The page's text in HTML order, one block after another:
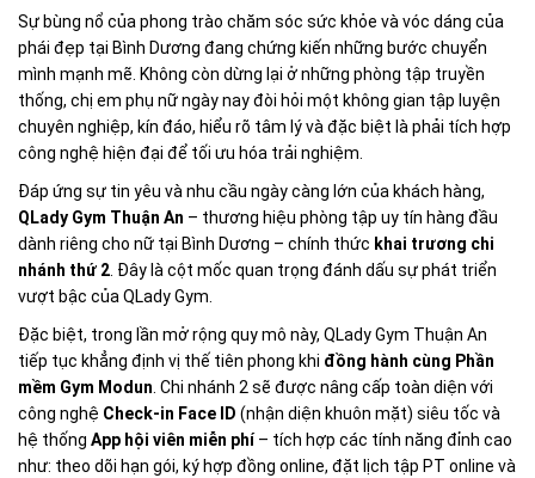
Sự bùng nổ của phong trào chăm sóc sức khỏe và vóc dáng của
phái đẹp tại Bình Dương đang chứng kiến những bước chuyển
mình mạnh mẽ. Không còn dừng lại ở những phòng tập truyền
thống, chị em phụ nữ ngày nay đòi hỏi một không gian tập luyện
chuyên nghiệp, kín đáo, hiểu rõ tâm lý và đặc biệt là phải tích hợp
công nghệ hiện đại để tối ưu hóa trải nghiệm.
Đáp ứng sự tin yêu và nhu cầu ngày càng lớn của khách hàng,
QLady Gym Thuận An – thương hiệu phòng tập uy tín hàng đầu
dành riêng cho nữ tại Bình Dương – chính thức khai trương chi
nhánh thứ 2. Đây là cột mốc quan trọng đánh dấu sự phát triển
vượt bậc của QLady Gym.
Đặc biệt, trong lần mở rộng quy mô này, QLady Gym Thuận An
tiếp tục khẳng định vị thế tiên phong khi đồng hành cùng Phần
mềm Gym Modun. Chi nhánh 2 sẽ được nâng cấp toàn diện với
công nghệ Check-in Face ID (nhận diện khuôn mặt) siêu tốc và
hệ thống App hội viên miễn phí– tích hợp các tính năng đỉnh cao
như: theo dõi hạn gói, ký hợp đồng online, đặt lịch tập PT online và